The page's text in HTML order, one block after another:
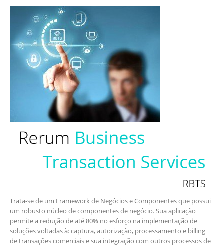
Trata-se de um Framework de Negócios e Componentes que possui
um robusto núcleo de componentes de negócio. Sua aplicação
permite a redução de até 80% no esforço na implementação de
soluções voltadas à: captura, autorização, processamento e billing
de transações comerciais e sua integração com outros processos de